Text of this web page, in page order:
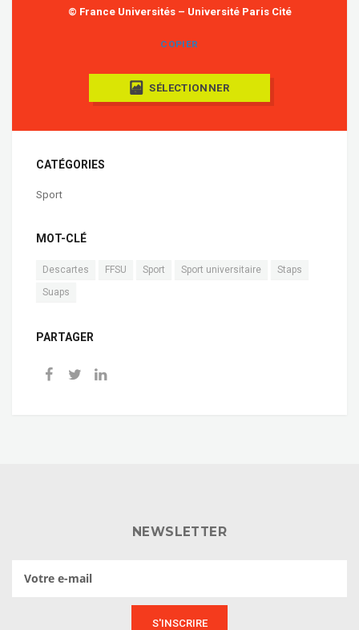
© France Universités – Université Paris Cité
COPIER
SÉLECTIONNER
CATÉGORIES
Sport
MOT-CLÉ
Descartes FFSU Sport Sport universitaire
Staps
Suaps
PARTAGER
NEWSLETTER